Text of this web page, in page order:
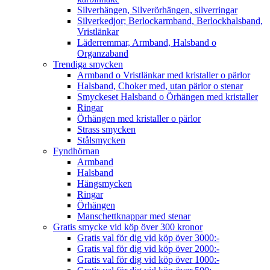
Silverhängen, Silverörhängen, silverringar
Silverkedjor; Berlockarmband, Berlockhalsband,
Vristlänkar
Läderremmar, Armband, Halsband o
Organzaband
Trendiga smycken
Armband o Vristlänkar med kristaller o pärlor
Halsband, Choker med, utan pärlor o stenar
Smyckeset Halsband o Örhängen med kristaller
Ringar
Örhängen med kristaller o pärlor
Strass smycken
Stålsmycken
Fyndhörnan
Armband
Halsband
Hängsmycken
Ringar
Örhängen
Manschettknappar med stenar
Gratis smycke vid köp över 300 kronor
Gratis val för dig vid köp över 3000:-
Gratis val för dig vid köp över 2000:-
Gratis val för dig vid köp över 1000:-